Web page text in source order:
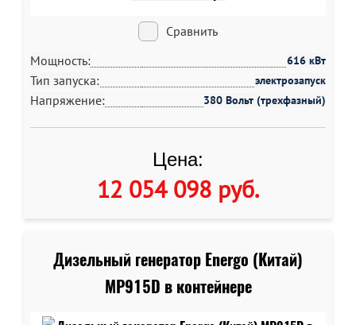
Сравнить
Мощность:
616 кВт
Тип запуска: электрозапуск
Напряжение: 380 Вольт (трехфазный)
Цена:
12 054 098 руб.
Дизельный генератор Energo (Китай)
MP915D в контейнере